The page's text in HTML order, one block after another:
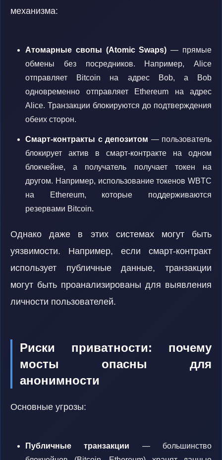
механизма:
Атомарные свопы (Atomic Swaps) — прямые
обмены без посредников. Например, Alice
отправляет Bitcoin на адрес Bob, а Bob
одновременно отправляет Ethereum на адрес
Alice. Транзакции блокируются до подтверждения
обеих сторон.
Смарт-контракты с депозитом — пользователь
блокирует актив в смарт-контракте на одном
блокчейне, а получатель получает токен на
другом. Например, использование токенов WBTC
на Ethereum, которые поддерживаются
резервами Bitcoin.
Однако даже в этих системах могут быть
уязвимости. Например, если смарт-контракт
использует публичные данные, транзакции
могут быть проанализированы для выявления
личности пользователей.
Риски приватности: почему
мосты опасны для
анонимности
Основные угрозы:
Публичные транзакции — большинство